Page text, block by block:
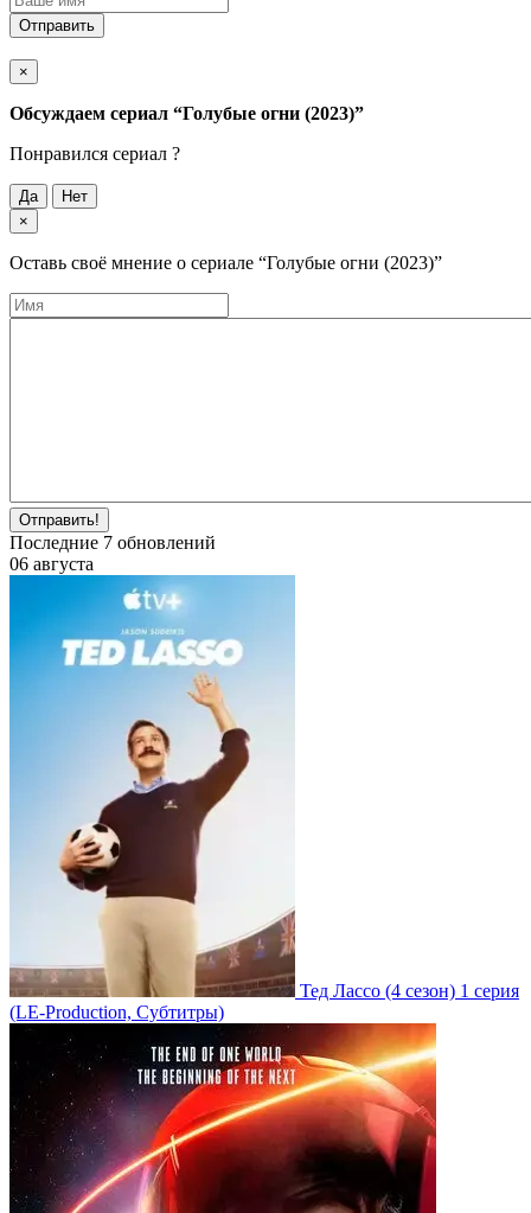
Отправить
×
Обсуждаем cериал “Голубые огни (2023)”
Понравился cериал ?
Да
Нет
×
Оставь своё мнение о cериале “Голубые огни (2023)”
Отправить!
Последние 7 обновлений
06 августа
Тед Лассо (4 сезон) 1 серия
(LE-Production, Субтитры)